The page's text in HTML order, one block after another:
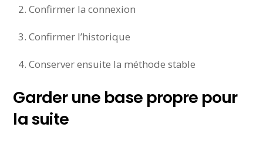
Confirmer la connexion
Confirmer l’historique
Conserver ensuite la méthode stable
Garder une base propre pour
la suite